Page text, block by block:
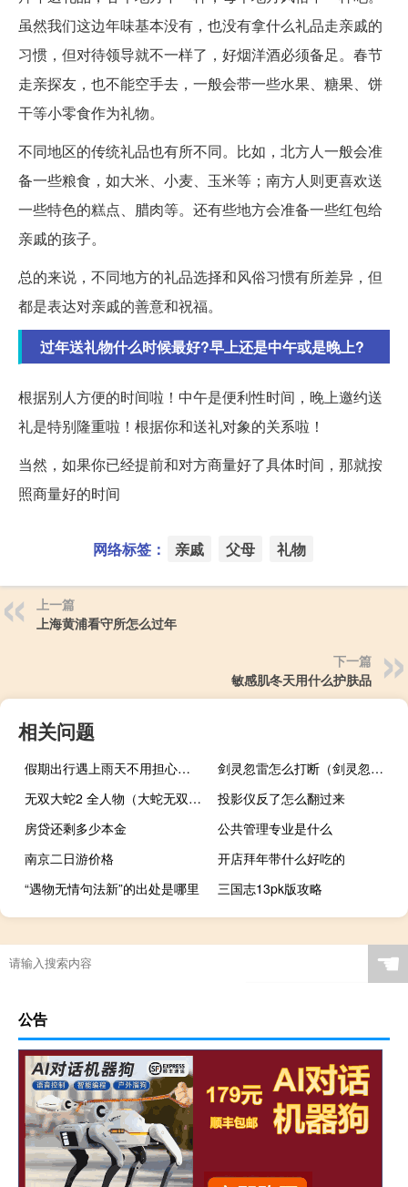
虽然我们这边年味基本没有，也没有拿什么礼品走亲戚的
习惯，但对待领导就不一样了，好烟洋酒必须备足。春节
走亲探友，也不能空手去，一般会带一些水果、糖果、饼
干等小零食作为礼物。
不同地区的传统礼品也有所不同。比如，北方人一般会准
备一些粮食，如大米、小麦、玉米等；南方人则更喜欢送
一些特色的糕点、腊肉等。还有些地方会准备一些红包给
亲戚的孩子。
总的来说，不同地方的礼品选择和风俗习惯有所差异，但
都是表达对亲戚的善意和祝福。
过年送礼物什么时候最好?早上还是中午或是晚上?
根据别人方便的时间啦！中午是便利性时间，晚上邀约送
礼是特别隆重啦！根据你和送礼对象的关系啦！
当然，如果你已经提前和对方商量好了具体时间，那就按
照商量好的时间
网络标签： 亲戚 父母 礼物
上一篇
上海黄浦看守所怎么过年
下一篇
敏感肌冬天用什么护肤品
相关问题
假期出行遇上雨天不用担心！铜川交警帮你安全行 到底什么情况嘞
剑灵忽雷怎么打断（剑灵忽雷）
无双大蛇2 全人物（大蛇无双2全人物）
投影仪反了怎么翻过来
房贷还剩多少本金
公共管理专业是什么
南京二日游价格
开店拜年带什么好吃的
“遇物无情句法新”的出处是哪里
三国志13pk版攻略
☚
公告